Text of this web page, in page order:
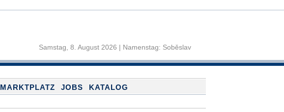
Samstag, 8. August 2026 | Namenstag: Soběslav
MARKTPLATZ JOBS
KATALOG